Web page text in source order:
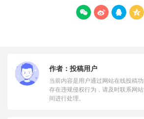
   
作者： 投稿用户
当前内容是用户通过网站在线投稿
存在违规侵权行为，请及时联系网
间进行处理。